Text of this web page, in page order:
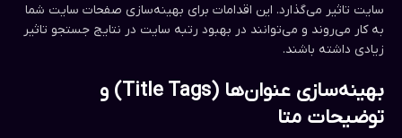
سایت تاثیر می‌گذارد. این اقدامات برای بهینه‌سازی صفحات سایت شما
به کار می‌روند و می‌توانند در بهبود رتبه سایت در نتایج جستجو تاثیر
زیادی داشته باشند.
بهینه‌سازی عنوان‌ها (Title Tags) و
توضیحات متا